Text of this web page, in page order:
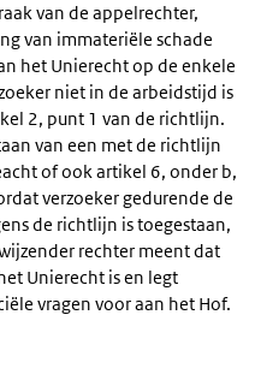
van de appelrechter,
van immateriële schade
het Unierecht op de enkele
niet in de arbeidstijd is
2, punt 1 van de richtlijn.
van een met de richtlijn
of ook artikel 6, onder b,
verzoeker gedurende de
de richtlijn is toegestaan,
rechter meent dat
Unierecht is en legt
vragen voor aan het Hof.